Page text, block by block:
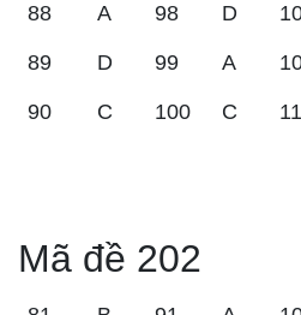
88 A 98 D
89 D 99 A
90 C 100 C
Mã đề 202